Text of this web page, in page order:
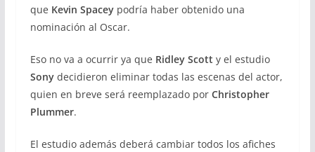
que Kevin Spaceypodría haber obtenido una
nominación al Oscar.
Eso no va a ocurrir ya que Ridley Scott y el estudio
Sonydecidieron eliminar todas las escenas del actor,
quien en breve será reemplazado por Christopher
Plummer.
El estudio además deberá cambiar todos los afiches